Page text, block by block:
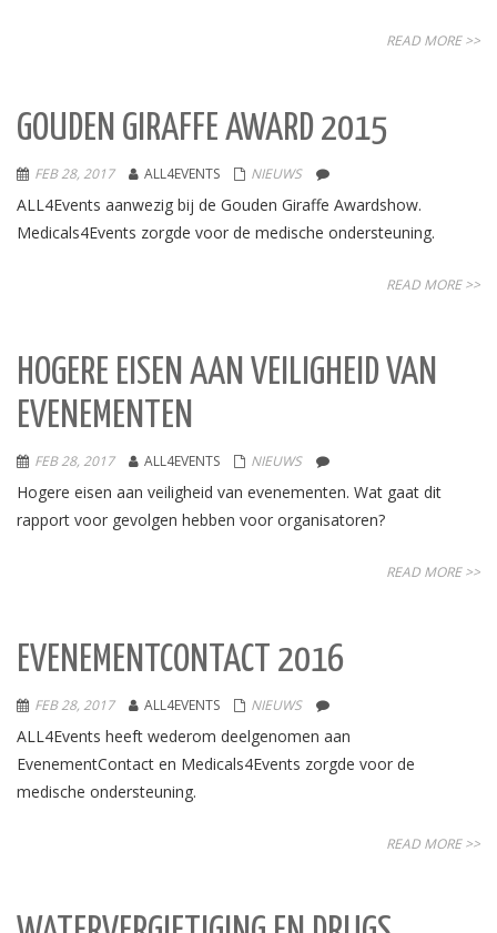
READ MORE >>
GOUDEN GIRAFFE AWARD 2015
FEB 28, 2017 ALL4EVENTS NIEUWS
ALL4Events aanwezig bij de Gouden Giraffe Awardshow.
Medicals4Events zorgde voor de medische ondersteuning.
READ MORE >>
HOGERE EISEN AAN VEILIGHEID VAN
EVENEMENTEN
FEB 28, 2017 ALL4EVENTS NIEUWS
Hogere eisen aan veiligheid van evenementen. Wat gaat dit
rapport voor gevolgen hebben voor organisatoren?
READ MORE >>
EVENEMENTCONTACT 2016
FEB 28, 2017 ALL4EVENTS NIEUWS
ALL4Events heeft wederom deelgenomen aan
EvenementContact en Medicals4Events zorgde voor de
medische ondersteuning.
READ MORE >>